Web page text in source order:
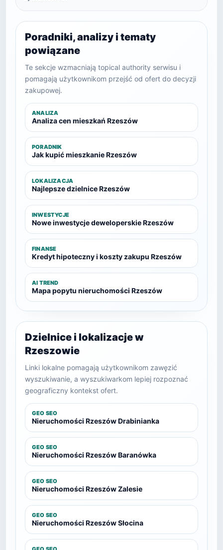
Poradniki, analizy i tematy
powiązane
Te sekcje wzmacniają topical authority serwisu i
pomagają użytkownikom przejść od ofert do decyzji
zakupowej.
ANALIZA
Analiza cen mieszkań Rzeszów
PORADNIK
Jak kupić mieszkanie Rzeszów
LOKALIZACJA
Najlepsze dzielnice Rzeszów
INWESTYCJE
Nowe inwestycje deweloperskie Rzeszów
FINANSE
Kredyt hipoteczny i koszty zakupu Rzeszów
AI TREND
Mapa popytu nieruchomości Rzeszów
Dzielnice i lokalizacje w
Rzeszowie
Linki lokalne pomagają użytkownikom zawęzić
wyszukiwanie, a wyszukiwarkom lepiej rozpoznać
geograficzny kontekst ofert.
GEO SEO
Nieruchomości Rzeszów Drabinianka
GEO SEO
Nieruchomości Rzeszów Baranówka
GEO SEO
Nieruchomości Rzeszów Zalesie
GEO SEO
Nieruchomości Rzeszów Słocina